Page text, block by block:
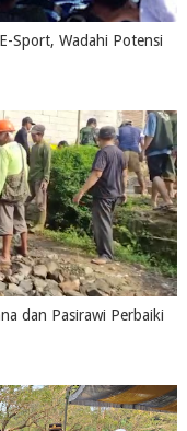
Sport, Wadahi Potensi
dan Pasirawi Perbaiki